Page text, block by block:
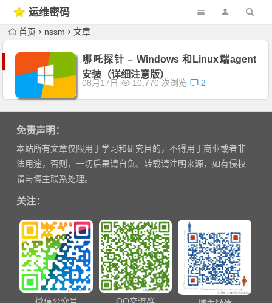
运维密码
首页 nssm 文章
哪吒探针 – Windows 和Linux端agent
安装（详细注意版）
08月17日 10,770 次浏览 2
免责声明：
本站所有文章仅限用于学习和研究目的，不得用于商业或者非
法用途，否则，一切后果请自负。转载请注明来源，如有侵权
请与博主联系处理。
关注：